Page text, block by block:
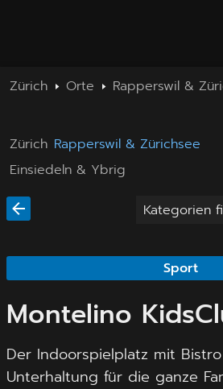
Zürich Orte Rapperswil &
Zürich Rapperswil & Zürichsee
Einsiedeln & Ybrig
Kategorien
Sport
Montelino
Der Indoorspielplatz mit
Unterhaltung für die ganze